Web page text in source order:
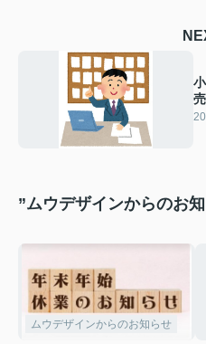
”ムウデザインからのお
ムウデザインからのお知らせ